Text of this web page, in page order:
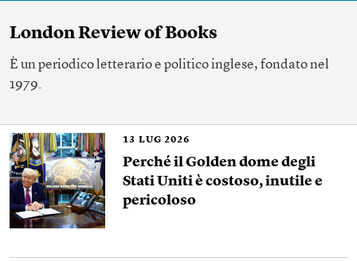
London Review of Books
È un periodico letterario e politico inglese, fondato nel
1979.
13 LUG 2026
Perché il Golden dome degli
Stati Uniti è costoso, inutile e
pericoloso